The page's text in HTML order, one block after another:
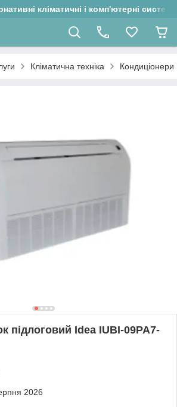
кліматичні і комп'ютерні системи
Кліматична техніка Кондиціонери
підлоговий Idea IUBI-09PA7-
2026